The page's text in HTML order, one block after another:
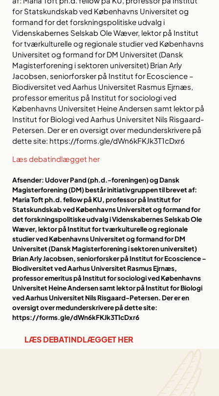
for Statskundskab ved Københavns Universitet og
formand for det forskningspolitiske udvalg i
Videnskabernes Selskab Ole Wæver, lektor på Institut
for tværkulturelle og regionale studier ved Københavns
Universitet og formand for DM Universitet (Dansk
Magisterforening i sektoren universitet) Brian Arly
Jacobsen, seniorforsker på Institut for Ecoscience –
Biodiversitet ved Aarhus Universitet Rasmus Ejrnæs,
professor emeritus på Institut for sociologi ved
Københavns Universitet Heine Andersen samt lektor på
Institut for Biologi ved Aarhus Universitet Nils Risgaard-
Petersen. Der er en oversigt over medunderskrivere på
dette site: https://forms.gle/dWn6kFKJk3T1cDxr6
Læs debatindlægget her
Afsender: Udover Pand (ph.d.-foreningen) og Dansk
Magisterforening (DM) består initiativgruppen til brevet af:
Maria Toft ph.d. fellow på KU, professor på Institut for
Statskundskab ved Københavns Universitet og formand for
det forskningspolitiske udvalg i Videnskabernes Selskab Ole
Wæver, lektor på Institut for tværkulturelle og regionale
studier ved Københavns Universitet og formand for DM
Universitet (Dansk Magisterforening i sektoren universitet)
Brian Arly Jacobsen, seniorforsker på Institut for Ecoscience –
Biodiversitet ved Aarhus Universitet Rasmus Ejrnæs,
professor emeritus på Institut for sociologi ved Københavns
Universitet Heine Andersen samt lektor på Institut for Biologi
ved Aarhus Universitet Nils Risgaard-Petersen. Der er en
oversigt over medunderskrivere på dette site:
https://forms.gle/dWn6kFKJk3T1cDxr6
LÆS DEBATINDLÆGGET HER